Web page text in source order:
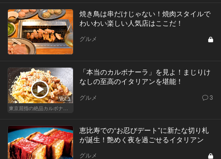
焼き鳥は串だけじゃない！焼肉スタイルで
わいわい楽しい人気店はここだ！
グルメ
Vol.3
「本当のカルボナーラ」を見よ！まじりけ
なしの至高のイタリアンを堪能！
グルメ 3
恵比寿での“お忍びデート”に新たな切り札
が誕生！艶めく夜を過ごせるイタリアン
グルメ